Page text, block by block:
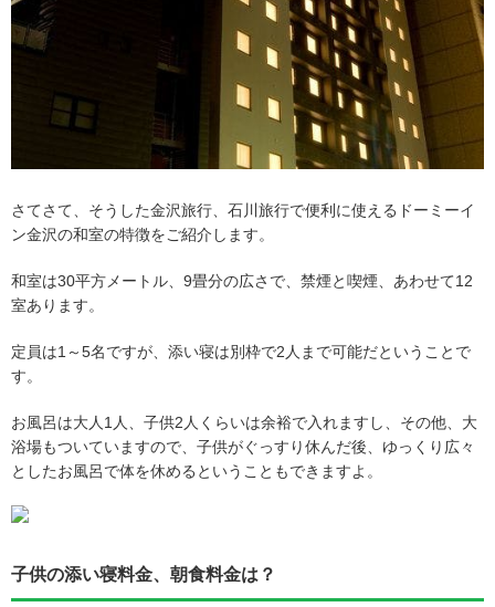
さてさて、そうした金沢旅行、石川旅行で便利に使えるドーミーイ
ン金沢の和室の特徴をご紹介します。
和室は30平方メートル、9畳分の広さで、禁煙と喫煙、あわせて12
室あります。
定員は1～5名ですが、添い寝は別枠で2人まで可能だということで
す。
お風呂は大人1人、子供2人くらいは余裕で入れますし、その他、大
浴場もついていますので、子供がぐっすり休んだ後、ゆっくり広々
としたお風呂で体を休めるということもできますよ。
子供の添い寝料金、朝食料金は？